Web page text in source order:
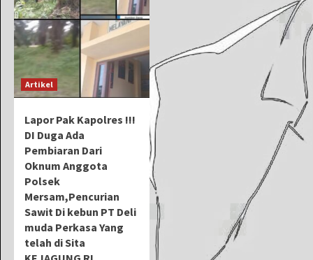
Artikel
Lapor Pak Kapolres !!!
DI Duga Ada
Pembiaran Dari
Oknum Anggota
Polsek
Mersam,Pencurian
Sawit Di kebun PT Deli
muda Perkasa Yang
telah di Sita